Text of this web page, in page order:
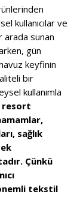
kullanıcılar ve
arada sunan
gün
keyfinin
bir
kullanımla
resort
sağlık
Çünkü
tekstil